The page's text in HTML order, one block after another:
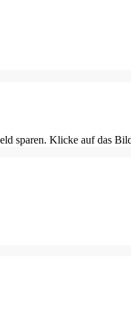
sparen. Klicke auf das